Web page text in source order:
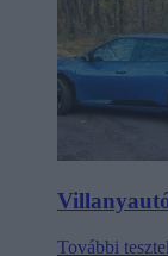
További